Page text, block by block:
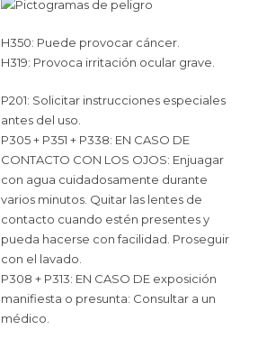
H350: Puede provocar cáncer.
H319: Provoca irritación ocular grave.
P201: Solicitar instrucciones especiales
antes del uso.
P305 + P351 + P338: EN CASO DE
CONTACTO CON LOS OJOS: Enjuagar
con agua cuidadosamente durante
varios minutos. Quitar las lentes de
contacto cuando estén presentes y
pueda hacerse con facilidad. Proseguir
con el lavado.
P308 + P313: EN CASO DE exposición
manifiesta o presunta: Consultar a un
médico.